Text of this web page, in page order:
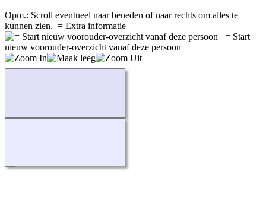
Opm.: Scroll eventueel naar beneden of naar rechts om alles te
kunnen zien. = Extra informatie
= Start
nieuw voorouder-overzicht vanaf deze persoon